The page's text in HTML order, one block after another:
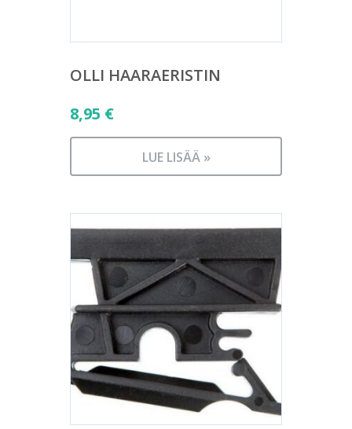
OLLI HAARAERISTIN
8,95 €
LUE LISÄÄ »